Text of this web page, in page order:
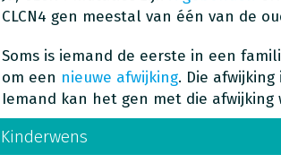
CLCN4 gen meestal van één van de
Soms is iemand de eerste in een
om een nieuwe afwijking. Die
Iemand kan het gen met die
Kinderwens